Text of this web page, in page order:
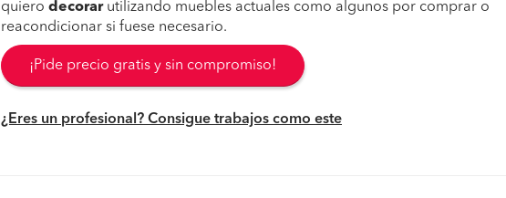
quiero decorarutilizando muebles actuales como algunos por comprar o
reacondicionar si fuese necesario.
¡Pide precio gratis y sin compromiso!
¿Eres un profesional? Consigue trabajos como este